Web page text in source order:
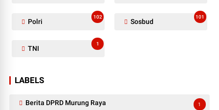
Polri
102
Sosbud
101
TNI
1
LABELS
Berita DPRD Murung Raya 1